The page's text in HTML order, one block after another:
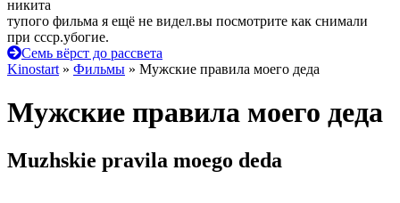
никита
тупого фильма я ещё не видел.вы посмотрите как снимали
при ссср.убогие.
Семь вёрст до рассвета
Kinostart » Фильмы » Мужские правила моего деда
Мужские правила моего деда
Muzhskie pravila moego deda